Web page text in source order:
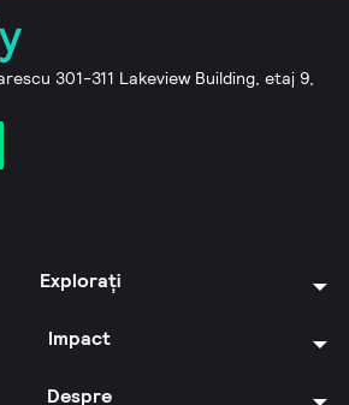
301-311 Lakeview Building, etaj 9,
Explorați
Impact
Despre